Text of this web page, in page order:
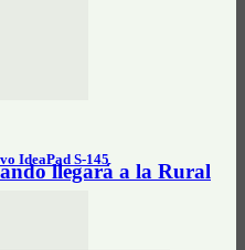
IdeaPad S-145
llegará a la Rural